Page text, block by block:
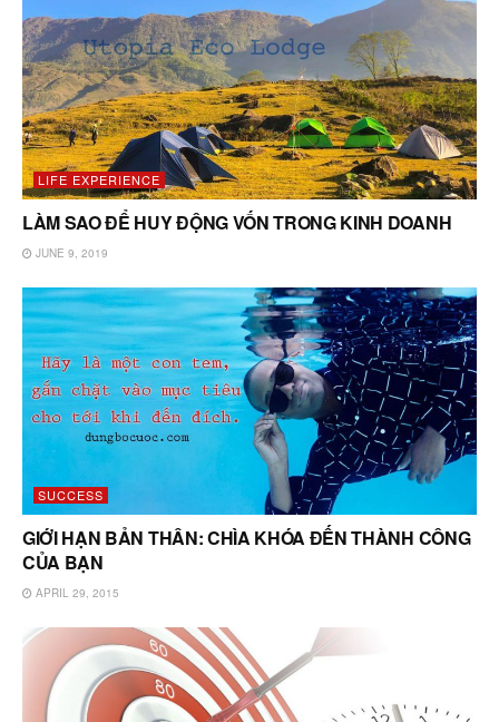
LIFE EXPERIENCE
LÀM SAO ĐỂ HUY ĐỘNG VỐN TRONG KINH DOANH
JUNE 9, 2019
SUCCESS
GIỚI HẠN BẢN THÂN: CHÌA KHÓA ĐẾN THÀNH CÔNG
CỦA BẠN
APRIL 29, 2015